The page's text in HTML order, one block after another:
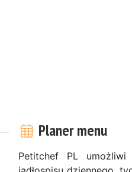
Planer menu
Petitchef PL umożliwi